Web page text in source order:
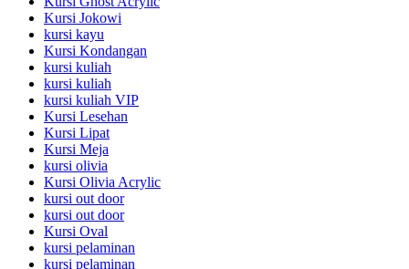
Kursi Jokowi
kursi kayu
Kursi Kondangan
kursi kuliah
kursi kuliah
kursi kuliah VIP
Kursi Lesehan
Kursi Lipat
Kursi Meja
kursi olivia
Kursi Olivia Acrylic
kursi out door
kursi out door
Kursi Oval
kursi pelaminan
kursi pelaminan